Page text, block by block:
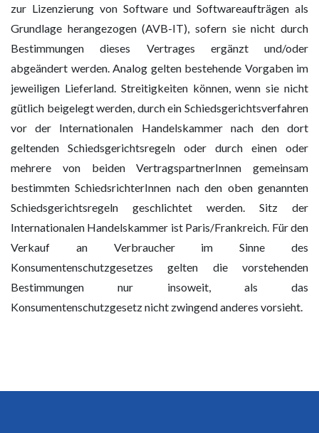
zur Lizenzierung von Software und Softwareaufträgen als
Grundlage herangezogen (AVB-IT), sofern sie nicht durch
Bestimmungen dieses Vertrages ergänzt und/oder
abgeändert werden. Analog gelten bestehende Vorgaben im
jeweiligen Lieferland. Streitigkeiten können, wenn sie nicht
gütlich beigelegt werden, durch ein Schiedsgerichtsverfahren
vor der Internationalen Handelskammer nach den dort
geltenden Schiedsgerichtsregeln oder durch einen oder
mehrere von beiden VertragspartnerInnen gemeinsam
bestimmten SchiedsrichterInnen nach den oben genannten
Schiedsgerichtsregeln geschlichtet werden. Sitz der
Internationalen Handelskammer ist Paris/Frankreich. Für den
Verkauf an Verbraucher im Sinne des
Konsumentenschutzgesetzes gelten die vorstehenden
Bestimmungen nur insoweit, als das
Konsumentenschutzgesetz nicht zwingend anderes vorsieht.